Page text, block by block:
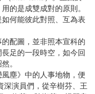
的是成雙成對的原則。
何能彼此對照、互為表
配圖，並非照本宣科的
足的一段時空，如今回
。
塵》中的人事地物，便
深演員們，從辛樹芬、王